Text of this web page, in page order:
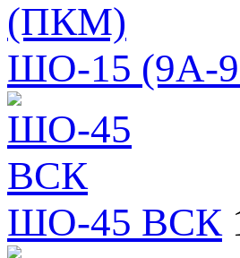
ШО-15 (9А-
ШО-45 ВСК